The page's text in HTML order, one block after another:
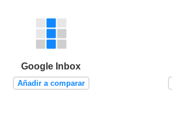
Google Inbox
Añadir a comparar